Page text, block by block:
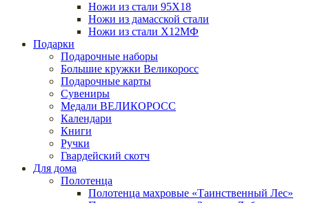
Ножи из стали 95X18
Ножи из дамасской стали
Ножи из стали Х12МФ
Подарки
Подарочные наборы
Большие кружки Великоросс
Подарочные карты
Сувениры
Медали ВЕЛИКОРОСС
Календари
Книги
Ручки
Гвардейский скотч
Для дома
Полотенца
Полотенца махровые «Таинственный Лес»